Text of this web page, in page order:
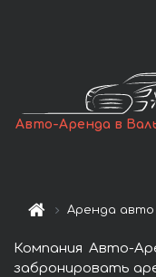
Авто-Аренда в
Аренда авто
Компания Авто-
забронировать